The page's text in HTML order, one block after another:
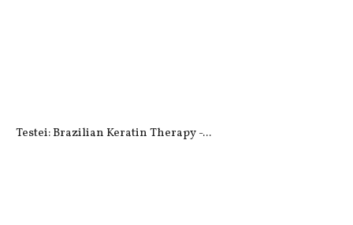
Testei: Brazilian Keratin Therapy -...